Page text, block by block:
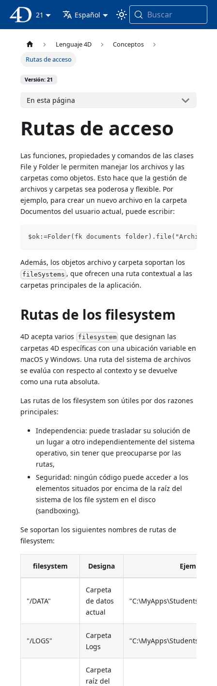
Documentación 4D
21 Español Buscar
Lenguaje 4D
Conceptos
Rutas de acceso
Versión: 21
En esta página
Rutas de acceso
Las funciones, propiedades y comandos de las clases
File y Folder le permiten manejar los archivos y las
carpetas como objetos. Esto hace que la gestión de
archivos y carpetas sea poderosa y flexible. Por
ejemplo, para crear un nuevo archivo en la carpeta
Documentos del usuario actual, puede escribir:
$ok:=Folder(fk documents folder).file("Archives/
Además, los objetos archivo y carpeta soportan los
fileSystems , que ofrecen una ruta contextual a las
carpetas principales de la aplicación.
Rutas de los filesystem
4D acepta varios filesystem que designan las
carpetas 4D específicas con una ubicación variable en
macOS y Windows. Una ruta del sistema de archivos
se evalúa con respecto al contexto y se devuelve
como una ruta absoluta.
Las rutas de los filesystem son útiles por dos razones
principales:
Independencia: puede trasladar su solución de
un lugar a otro independientemente del sistema
operativo, sin tener que preocuparse por las
rutas,
Seguridad: ningún código puede acceder a los
elementos situados por encima de la raíz del
sistema de los file system en el disco
(sandboxing).
Se soportan los siguientes nombres de rutas de
filesystem:
filesystem Designa Ejemplo
"/DATA"
Carpeta
de datos
actual
"/LOGS"
Carpeta
Logs
Carpeta
raíz del